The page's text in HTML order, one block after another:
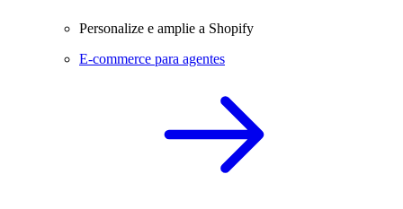
Personalize e amplie a Shopify
E-commerce para agentes